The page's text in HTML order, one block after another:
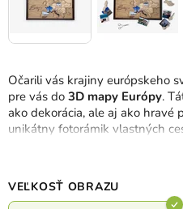
Očarili vás krajiny európskeho
pre vás do 3D mapy Európy.
ako dekorácia, ale aj ako hravé
unikátny fotorámik vlastných
vypĺňajte skladačku tých
VEĽKOSŤ OBRAZU